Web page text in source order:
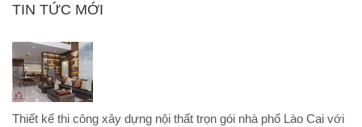
TIN TỨC MỚI
Thiết kế thi công xây dựng nội thất trọn gói nhà phố Lào Cai với